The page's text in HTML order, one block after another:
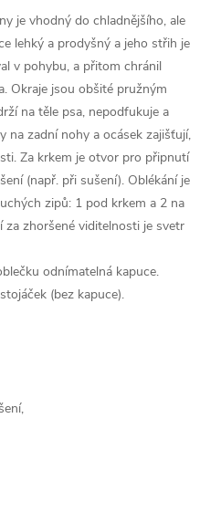
je vhodný do chladnějšího, ale
lehký a prodyšný a jeho střih je
v pohybu, a přitom chránil
Okraje jsou obšité pružným
na těle psa, nepodfukuje a
na zadní nohy a ocásek zajišťují,
Za krkem je otvor pro připnutí
(např. při sušení). Oblékání je
zipů: 1 pod krkem a 2 na
za zhoršené viditelnosti je svetr
odnímatelná kapuce.
(bez kapuce).